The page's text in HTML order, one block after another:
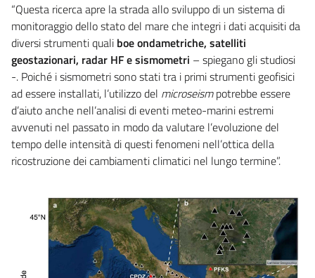
“Questa ricerca apre la strada allo sviluppo di un sistema di
monitoraggio dello stato del mare che integri i dati acquisiti da
diversi strumenti quali boe ondametriche, satelliti
geostazionari, radar HF e sismometri – spiegano gli studiosi
-. Poiché i sismometri sono stati tra i primi strumenti geofisici
ad essere installati, l’utilizzo del microseismpotrebbe essere
d’aiuto anche nell’analisi di eventi meteo-marini estremi
avvenuti nel passato in modo da valutare l’evoluzione del
tempo delle intensità di questi fenomeni nell’ottica della
ricostruzione dei cambiamenti climatici nel lungo termine”.